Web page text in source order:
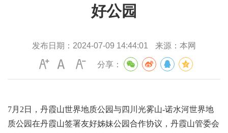
好公园
发布日期： 2024-07-09 14:44:01 来源： 本网
分享：
7月2日，丹霞山世界地质公园与四川光雾山-诺水河世界地
质公园在丹霞山签署友好姊妹公园合作协议，丹霞山管委会